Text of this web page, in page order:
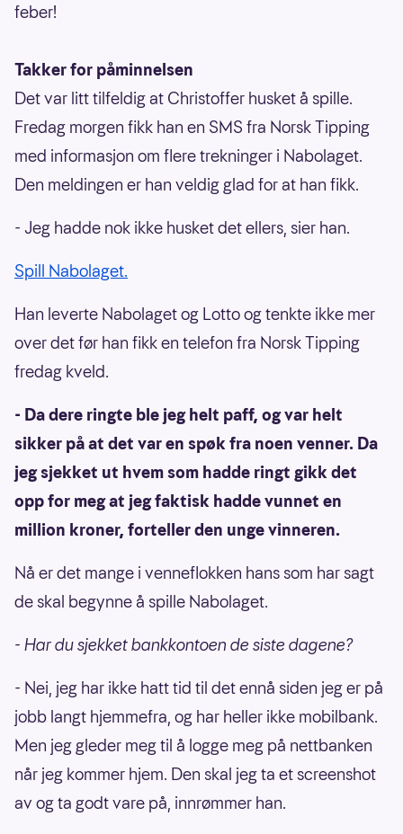
feber!
Takker for påminnelsen
Det var litt tilfeldig at Christoffer husket å spille.
Fredag morgen fikk han en SMS fra Norsk Tipping
med informasjon om flere trekninger i Nabolaget.
Den meldingen er han veldig glad for at han fikk.
- Jeg hadde nok ikke husket det ellers, sier han.
Spill Nabolaget.
Han leverte Nabolaget og Lotto og tenkte ikke mer
over det før han fikk en telefon fra Norsk Tipping
fredag kveld.
- Da dere ringte ble jeg helt paff, og var helt
sikker på at det var en spøk fra noen venner. Da
jeg sjekket ut hvem som hadde ringt gikk det
opp for meg at jeg faktisk hadde vunnet en
million kroner, forteller den unge vinneren.
Nå er det mange i venneflokken hans som har sagt
de skal begynne å spille Nabolaget.
- Har du sjekket bankkontoen de siste dagene?
- Nei, jeg har ikke hatt tid til det ennå siden jeg er på
jobb langt hjemmefra, og har heller ikke mobilbank.
Men jeg gleder meg til å logge meg på nettbanken
når jeg kommer hjem. Den skal jeg ta et screenshot
av og ta godt vare på, innrømmer han.